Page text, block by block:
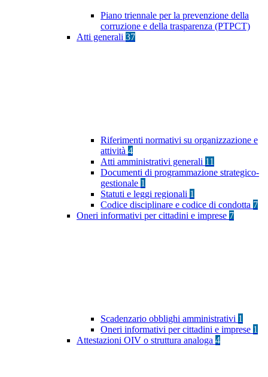
Piano triennale per la prevenzione della
corruzione e della trasparenza (PTPCT)
Atti generali 37
Riferimenti normativi su organizzazione e
attività 4
Atti amministrativi generali 11
Documenti di programmazione strategico-
gestionale 1
Statuti e leggi regionali 1
Codice disciplinare e codice di condotta 7
Oneri informativi per cittadini e imprese 7
Scadenzario obblighi amministrativi 1
Oneri informativi per cittadini e imprese 1
Attestazioni OIV o struttura analoga 4